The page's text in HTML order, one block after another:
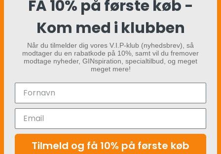
FÅ 10% på første køb -
Kom med i klubben
Når du tilmelder dig vores V.I.P-klub (nyhedsbrev), så
modtager du en rabatkode på 10%, samt vil du fremover
modtage nyheder, GINspiration, specialtilbud, og meget
meget mere!
Tilmeld og få 10% på første køb